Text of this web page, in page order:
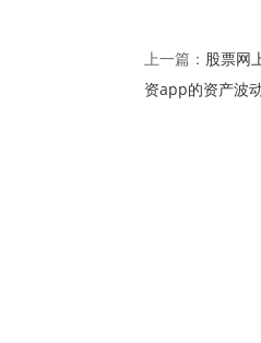
上一篇： 股票网
资app的资产波